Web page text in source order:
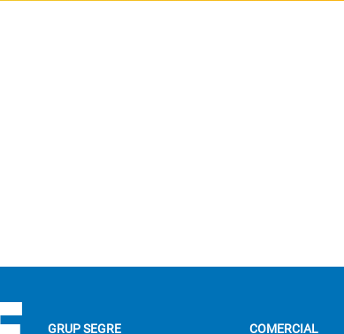
GRUP SEGRE COMERCIAL